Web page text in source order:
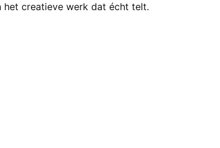
creatieve werk dat écht telt.